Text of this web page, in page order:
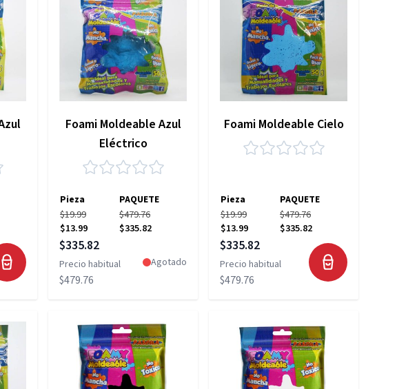
Foami Moldeable Azul
Eléctrico
Pieza
PAQUETE
$19.99
$13.99
$479.76
$335.82
Precio especial
$335.82
Precio habitual
$479.76
Agotado
Foami Moldeable Cielo
Pieza
PAQUETE
$19.99
$13.99
$479.76
$335.82
Precio especial
$335.82
Precio habitual
$479.76